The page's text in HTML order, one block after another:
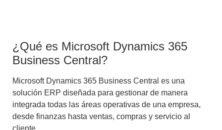
¿Qué es Microsoft Dynamics 365
Business Central?
Microsoft Dynamics 365 Business Central es una
solución ERP diseñada para gestionar de manera
integrada todas las áreas operativas de una empresa,
desde finanzas hasta ventas, compras y servicio al